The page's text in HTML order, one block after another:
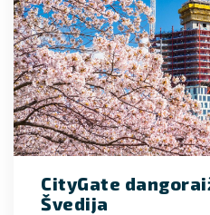
CityGate
Švedija